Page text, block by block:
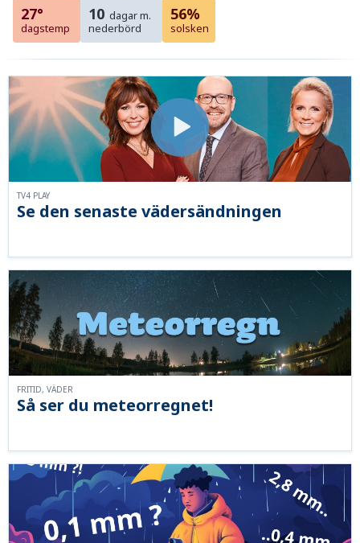
27°
dagstemp
10 dagar m.
nederbörd
56%
solsken
Se den senaste vädersändningen
TV4 PLAY
Så ser du meteorregnet!
FRITID, VÄDER